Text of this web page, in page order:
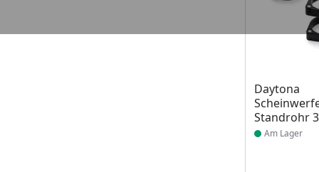
Daytona
Standrohr
Produkt am
Am Lager